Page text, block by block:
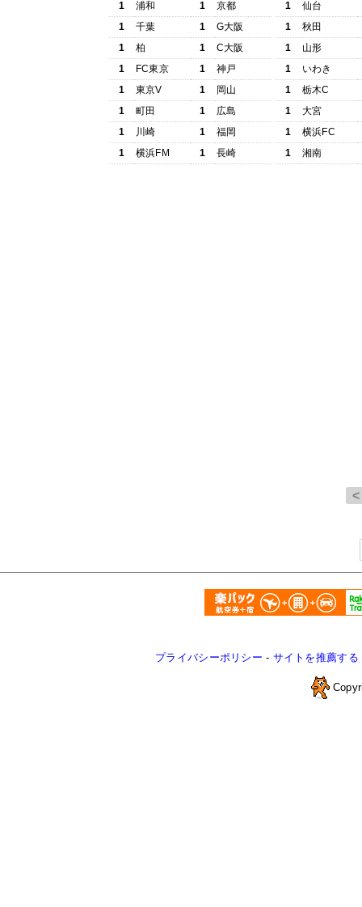
1
浦和 1
京都
1
千葉 1
G大阪
1
柏 1
C大阪
1
FC東京 1
神戸
1
東京V 1
岡山
1
町田 1
広島
1
川崎 1
福岡
1
横浜FM 1 長崎
1
仙台
1
秋田
1
山形
1
いわき
1
栃木C
1
大宮
1
横浜FC
1
湘南
プライバシーポリシー - サイトを推薦する